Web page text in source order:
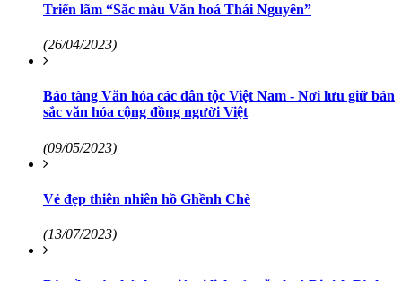
Triển lãm “Sắc màu Văn hoá Thái Nguyên”
(26/04/2023)
Bảo tàng Văn hóa các dân tộc Việt Nam - Nơi lưu giữ bản
sắc văn hóa cộng đồng người Việt
(09/05/2023)
Vẻ đẹp thiên nhiên hồ Ghềnh Chè
(13/07/2023)